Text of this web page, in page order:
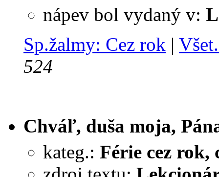
nápev bol vydaný v:
Sp.žalmy: Cez rok |
524
Chváľ, duša moja,
kateg.: Férie cez rok,